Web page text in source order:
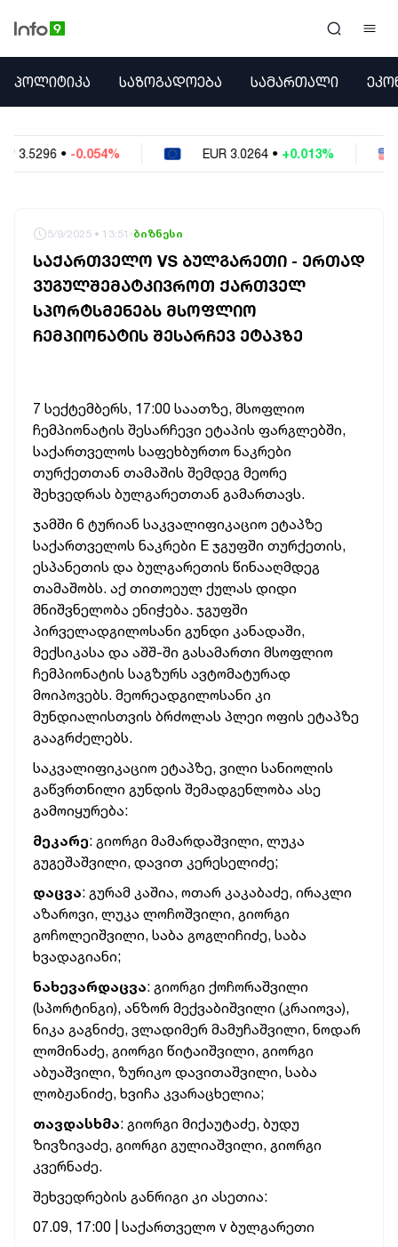
ᲞᲝᲚᲘᲢᲘᲙᲐ
ᲔᲙᲝᲜᲝᲛᲘᲙᲐ
ᲣᲪᲮᲝᲔᲗᲘ
ᲐᲛᲘᲜᲓᲘ
ᲡᲐᲛᲮᲔᲓᲠᲝ
ᲠᲔᲒᲘᲝᲜᲘ
ᲘᲜᲢᲔᲠᲕᲘᲣ
ᲞᲝᲚᲘᲢᲘᲙᲐ ᲡᲐᲖᲝᲒᲐᲓᲝᲔᲑᲐ ᲡᲐᲛᲐᲠᲗᲐᲚᲘ
EUR 3.0264 • +0.013% USD 2.6223 •
5/9/2025 • 13:51 ბიზნესი
ᲡᲐᲥᲐᲠᲗᲕᲔᲚᲝ VS ᲑᲣᲚᲒᲐᲠᲔᲗᲘ - ᲔᲠᲗᲐᲓ
ᲕᲣᲒᲣᲚᲨᲔᲛᲐᲢᲙᲘᲕᲠᲝᲗ ᲥᲐᲠᲗᲕᲔᲚ
ᲡᲞᲝᲠᲢᲡᲛᲔᲜᲔᲑᲡ ᲛᲡᲝᲤᲚᲘᲝ
ᲩᲔᲛᲞᲘᲝᲜᲐᲢᲘᲡ ᲨᲔᲡᲐᲠᲩᲔᲕ ᲔᲢᲐᲞᲖᲔ
7 სექტემბერს, 17:00 საათზე, მსოფლიო
ჩემპიონატის შესარჩევი ეტაპის ფარგლებში,
საქართველოს საფეხბურთო ნაკრები
თურქეთთან თამაშის შემდეგ მეორე
შეხვედრას ბულგარეთთან გამართავს.
ჯამში 6 ტურიან საკვალიფიკაციო ეტაპზე
საქართველოს ნაკრები E ჯგუფში თურქეთის,
ესპანეთის და ბულგარეთის წინააღმდეგ
თამაშობს. აქ თითოეულ ქულას დიდი
მნიშვნელობა ენიჭება. ჯგუფში
პირველადგილოსანი გუნდი კანადაში,
მექსიკასა და აშშ-ში გასამართი მსოფლიო
ჩემპიონატის საგზურს ავტომატურად
მოიპოვებს. მეორეადგილოსანი კი
მუნდიალისთვის ბრძოლას პლეი ოფის ეტაპზე
გააგრძელებს.
საკვალიფიკაციო ეტაპზე, ვილი სანიოლის
გაწვრთნილი გუნდის შემადგენლობა ასე
გამოიყურება:
მეკარე: გიორგი მამარდაშვილი, ლუკა
გუგეშაშვილი, დავით კერესელიძე;
დაცვა: გურამ კაშია, ოთარ კაკაბაძე, ირაკლი
აზაროვი, ლუკა ლოჩოშვილი, გიორგი
გოჩოლეიშვილი, საბა გოგლიჩიძე, საბა
ხვადაგიანი;
ნახევარდაცვა: გიორგი ქოჩორაშვილი
(სპორტინგი), ანზორ მექვაბიშვილი (კრაიოვა),
ნიკა გაგნიძე, ვლადიმერ მამუჩაშვილი, ნოდარ
ლომინაძე, გიორგი წიტაიშვილი, გიორგი
აბუაშვილი, ზურიკო დავითაშვილი, საბა
ლობჟანიძე, ხვიჩა კვარაცხელია;
თავდასხმა: გიორგი მიქაუტაძე, ბუდუ
ზივზივაძე, გიორგი გულიაშვილი, გიორგი
კვერნაძე.
შეხვედრების განრიგი კი ასეთია:
07.09, 17:00 | საქართველო v ბულგარეთი